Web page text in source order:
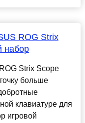
ROG Strix
набор
Strix Scope
больше
клавиатуре для
игровой